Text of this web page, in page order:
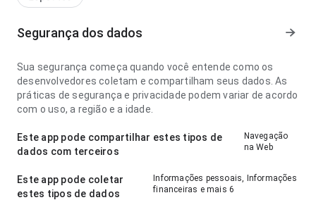
Segurança dos dados
Sua segurança começa quando você entende como os
desenvolvedores coletam e compartilham seus dados. As
práticas de segurança e privacidade podem variar de acordo
com o uso, a região e a idade.
Este app pode compartilhar estes tipos de
dados com terceiros
Navegação
na Web
Este app pode coletar
estes tipos de dados
Informações pessoais, Informações
financeiras e mais 6